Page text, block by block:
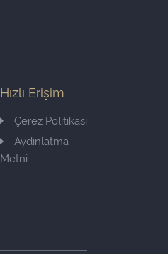
Hızlı Erişim
Çerez Politikası
Aydınlatma
Metni